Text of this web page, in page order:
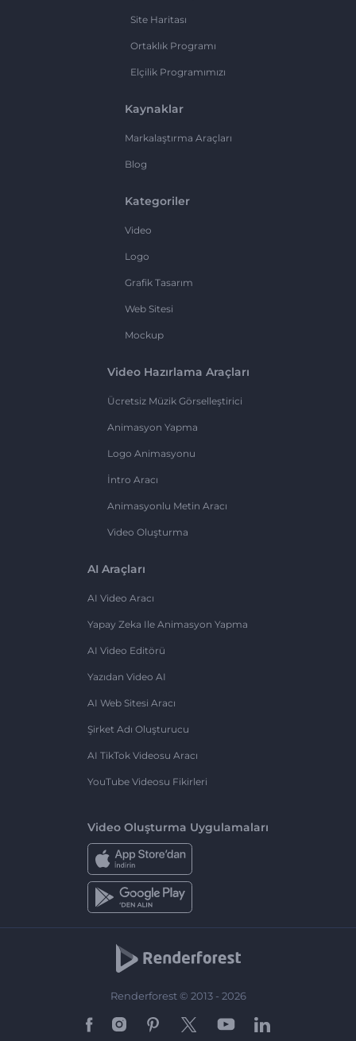
Site Haritası
Ortaklık Programı
Elçilik Programımızı
Kaynaklar
Markalaştırma Araçları
Blog
Kategoriler
Video
Logo
Grafik Tasarım
Web Sitesi
Mockup
Video Hazırlama Araçları
Ücretsiz Müzik Görselleştirici
Animasyon Yapma
Logo Animasyonu
İntro Aracı
Animasyonlu Metin Aracı
Video Oluşturma
AI Araçları
AI Video Aracı
Yapay Zeka Ile Animasyon Yapma
AI Video Editörü
Yazıdan Video AI
AI Web Sitesi Aracı
Şirket Adı Oluşturucu
AI TikTok Videosu Aracı
YouTube Videosu Fikirleri
Video Oluşturma Uygulamaları
Renderforest © 2013 - 2026